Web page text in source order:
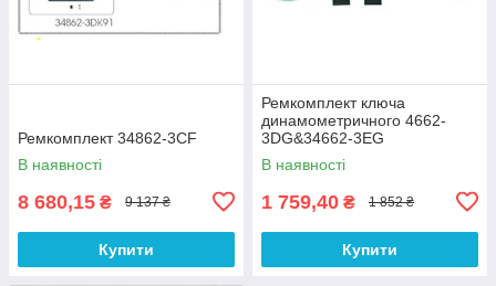
Ремкомплект 34862-3CF
В наявності
8 680,15 ₴ 9 137 ₴
Купити
Ремкомплект ключа
динамометричного 4662-
3DG&34662-3EG
В наявності
1 759,40 ₴ 1 852 ₴
Купити